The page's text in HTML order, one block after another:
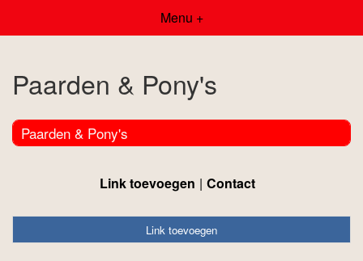
Menu +
Paarden & Pony's
Paarden & Pony's
Link toevoegen Contact
Link toevoegen